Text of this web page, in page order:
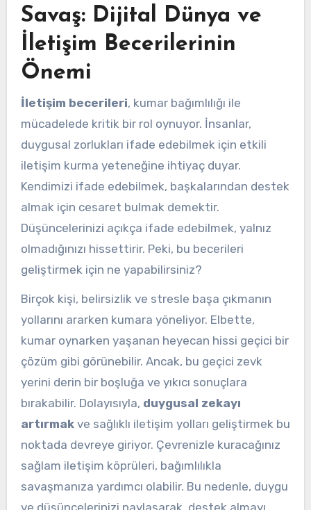
Savaş: Dijital Dünya ve
İletişim Becerilerinin
Önemi
İletişim becerileri, kumar bağımlılığı ile
mücadelede kritik bir rol oynuyor. İnsanlar,
duygusal zorlukları ifade edebilmek için etkili
iletişim kurma yeteneğine ihtiyaç duyar.
Kendimizi ifade edebilmek, başkalarından destek
almak için cesaret bulmak demektir.
Düşüncelerinizi açıkça ifade edebilmek, yalnız
olmadığınızı hissettirir. Peki, bu becerileri
geliştirmek için ne yapabilirsiniz?
Birçok kişi, belirsizlik ve stresle başa çıkmanın
yollarını ararken kumara yöneliyor. Elbette,
kumar oynarken yaşanan heyecan hissi geçici bir
çözüm gibi görünebilir. Ancak, bu geçici zevk
yerini derin bir boşluğa ve yıkıcı sonuçlara
bırakabilir. Dolayısıyla, duygusal zekayı
artırmakve sağlıklı iletişim yolları geliştirmek bu
noktada devreye giriyor. Çevrenizle kuracağınız
sağlam iletişim köprüleri, bağımlılıkla
savaşmanıza yardımcı olabilir. Bu nedenle, duygu